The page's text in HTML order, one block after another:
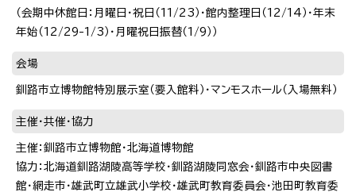
（会期中休館日：月曜日・祝日（11/23）・館内整理日（12/14）・年末
年始（12/29-1/3）・月曜祝日振替（1/9））
会場
釧路市立博物館特別展示室（要入館料）・マンモスホール（入場無料）
主催・共催・協力
主催：釧路市立博物館・北海道博物館
協力：北海道釧路湖陵高等学校・釧路湖陵同窓会・釧路市中央図書
館・網走市・雄武町立雄武小学校・雄武町教育委員会・池田町教育委